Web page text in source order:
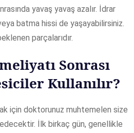
yavaş yavaş azalır. İdrar
batma hissi de yaşayabilirsiniz.
parçalarıdır.
Sonrası
Kullanılır?
için doktorunuz muhtemelen size
İlk birkaç gün, genellikle